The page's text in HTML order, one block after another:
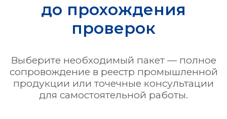
до прохождения
проверок
Выберите необходимый пакет — полное
сопровождение в реестр промышленной
продукции или точечные консультации
для самостоятельной работы.